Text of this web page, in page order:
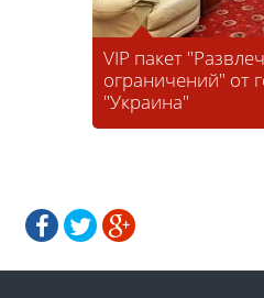
VIP пакет
ограничений" от
"Украина"